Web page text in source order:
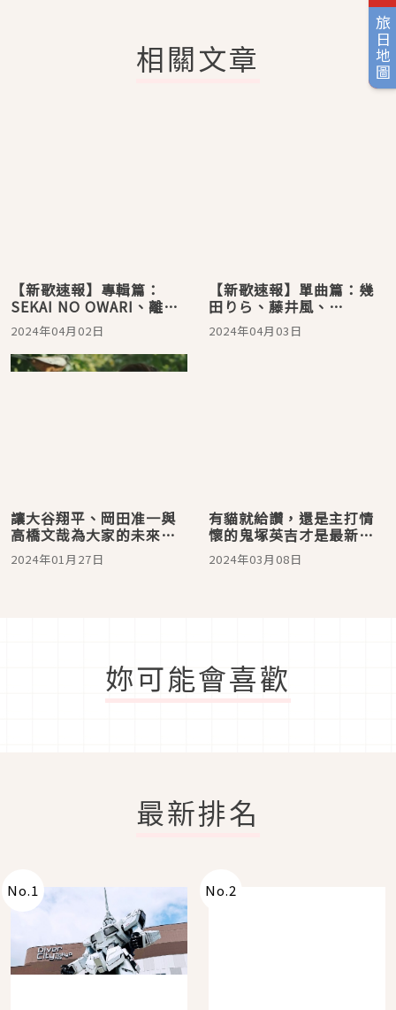
旅日地圖
相關文章
【新歌速報】專輯篇：
SEKAI NO OWARI、離婚
傳說、SCANDAL、This is
LAST、可苦可樂新發行！
2024年04月02日
【新歌速報】單曲篇：幾
田りら、藤井風、
UVERworld、miwa、
Creepy Nuts日劇動畫主
2024年04月03日
讓大谷翔平、岡田准一與
高橋文哉為大家的未來應
援！2024年1月日本最新
人氣廣告5選
2024年01月27日
有貓就給讚，還是主打情
懷的鬼塚英吉才是最新流
量密碼？日本最新人氣廣
告5選
2024年03月08日
妳可能會喜歡
最新排名
No.1 No.2